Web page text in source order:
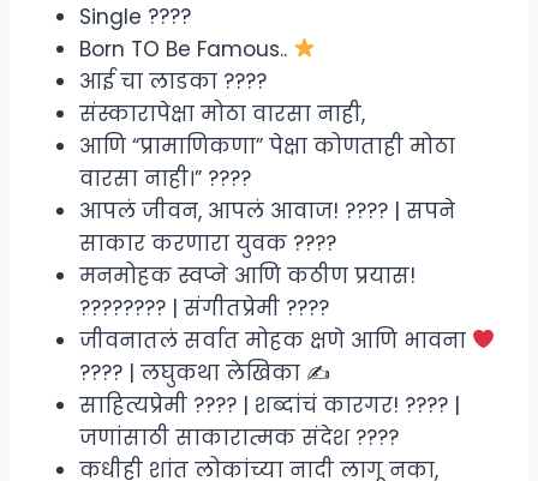
Single ????
Born TO Be Famous..
आई चा लाडका ????
संस्कारापेक्षा मोठा वारसा नाही,
आणि “प्रामाणिकणा” पेक्षा कोणताही मोठा
वारसा नाही।” ????
आपलं जीवन, आपलं आवाज! ???? | सपने
साकार करणारा युवक ????
मनमोहक स्वप्ने आणि कठीण प्रयास!
???????? | संगीतप्रेमी ????
जीवनातलं सर्वात मोहक क्षणे आणि भावना
???? | लघुकथा लेखिका ✍
साहित्यप्रेमी ???? | शब्दांचं कारगर! ???? |
जणांसाठी साकारात्मक संदेश ????
कधीही शांत लोकांच्या नादी लागू नका,